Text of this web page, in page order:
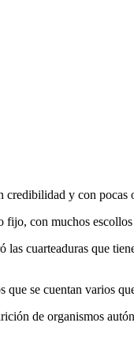
credibilidad y con pocas
con muchos
cuarteaduras que
se cuentan varios
de organismos